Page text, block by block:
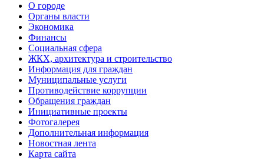
О городе
Органы власти
Экономика
Финансы
Социальная сфера
ЖКХ, архитектура и строительство
Информация для граждан
Муниципальные услуги
Противодействие коррупции
Обращения граждан
Инициативные проекты
Фотогалерея
Дополнительная информация
Новостная лента
Карта сайта